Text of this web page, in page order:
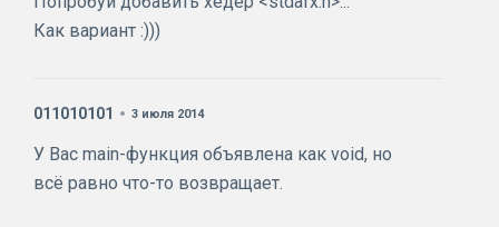
Как вариант :)))
011010101 3 июля 2014
У Вас main-функция объявлена как void, но
всё равно что-то возвращает.